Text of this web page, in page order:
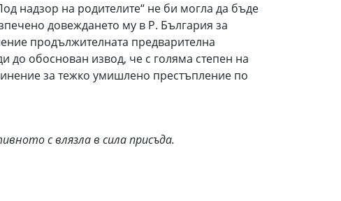
надзор на родителите“ не би могла да бъде
довеждането му в Р. България за
продължителната предварителна
до обоснован извод, че с голяма степен на
за тежко умишлено престъпление по
с влязла в сила присъда.